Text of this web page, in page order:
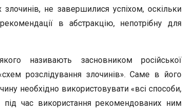
не завершилися успіхом, оскільки
в абстракцію, непотрібну для
називають засновником російської
розслідування злочинів». Саме в його
необхідно використовувати «всі способи,
час використання рекомендованих ним